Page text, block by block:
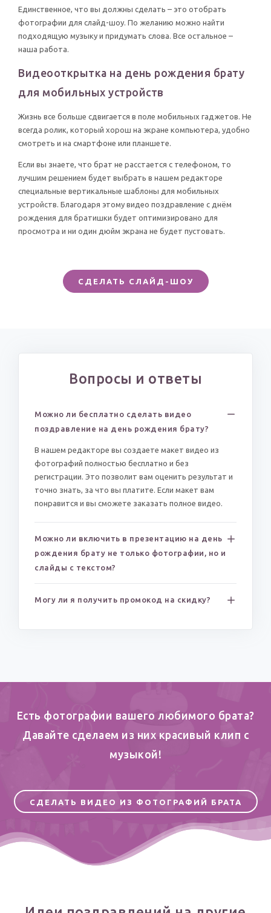
Единственное, что вы должны сделать – это отобрать
фотографии для слайд-шоу. По желанию можно найти
подходящую музыку и придумать слова. Все остальное –
наша работа.
Видеооткрытка на день рождения брату
для мобильных устройств
Жизнь все больше сдвигается в поле мобильных гаджетов. Не
всегда ролик, который хорош на экране компьютера, удобно
смотреть и на смартфоне или планшете.
Если вы знаете, что брат не расстается с телефоном, то
лучшим решением будет выбрать в нашем редакторе
специальные вертикальные шаблоны для мобильных
устройств. Благодаря этому видео поздравление с днём
рождения для братишки будет оптимизировано для
просмотра и ни один дюйм экрана не будет пустовать.
СДЕЛАТЬ СЛАЙД-ШОУ
Вопросы и ответы
Можно ли бесплатно сделать видео
поздравление на день рождения брату?
В нашем редакторе вы создаете макет видео из
фотографий полностью бесплатно и без
регистрации. Это позволит вам оценить результат и
точно знать, за что вы платите. Если макет вам
понравится и вы сможете заказать полное видео.
Можно ли включить в презентацию на день
рождения брату не только фотографии, но и
слайды с текстом?
Могу ли я получить промокод на скидку?
Есть фотографии вашего любимого брата?
Давайте сделаем из них красивый клип c
музыкой!
СДЕЛАТЬ ВИДЕО ИЗ ФОТОГРАФИЙ БРАТА